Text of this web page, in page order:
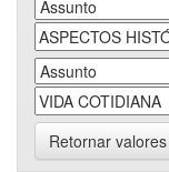
Retornar valores